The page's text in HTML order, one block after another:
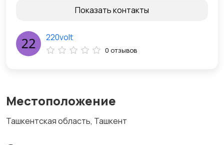
Местоположение
Ташкентская область, Ташкент
Показать контакты
220volt
0 отзывов